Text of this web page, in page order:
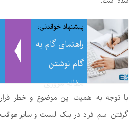
پیشنهاد خواندنی:
راهنمای گام به
گام نوشتن
مقاله مروری
با توجه به اهمیت این موضوع و خطر قرار
گرفتن اسم افراد در بلک لیست و سایر عواقب